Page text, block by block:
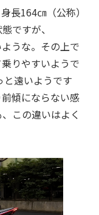
長164㎝（公称）
ですが、
うな。その上で
乗りやすいようで
と遠いようです
傾にならない感
この違いはよく